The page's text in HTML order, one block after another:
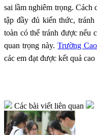
sai lầm nghiêm trọng. Cách
tập đầy đủ kiến thức,
toàn có thể tránh được nếu
quan trọng này.Trường
các em đạt được kết quả
Các bài viết liên quan